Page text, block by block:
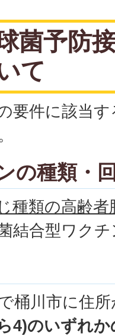
菌予防
て
要件に該当
の種類・
種類の高齢
結合型ワク
桶川市に住
4)のいずれ